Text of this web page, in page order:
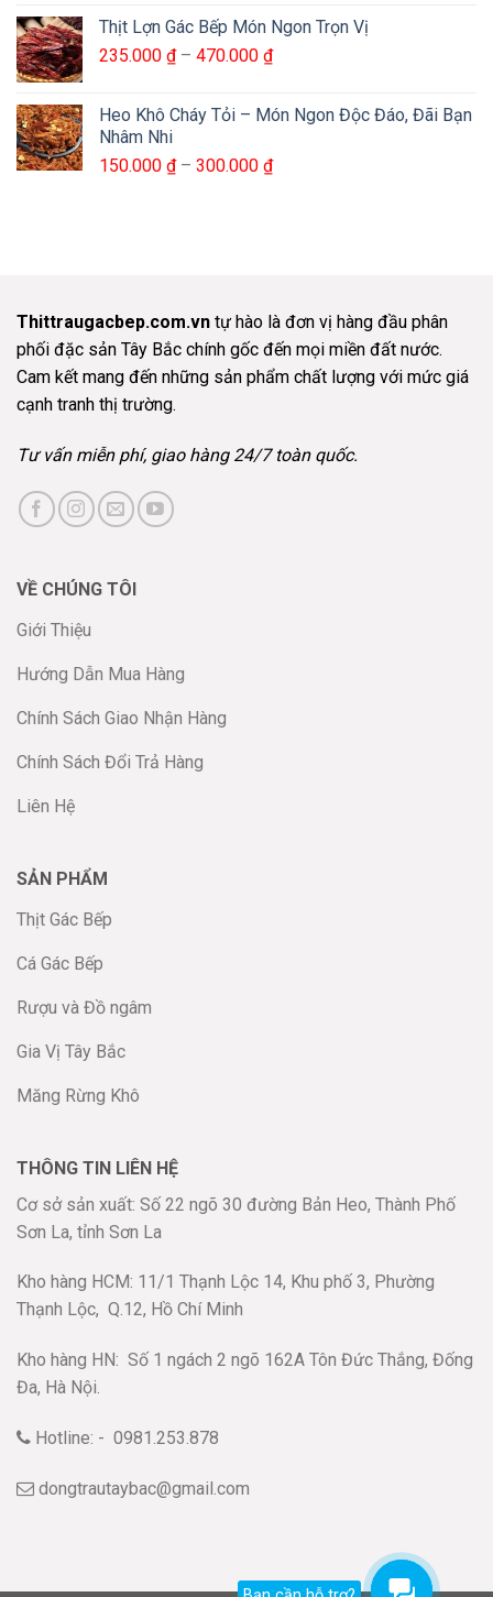
từ
260.000 ₫
Thịt Lợn Gác Bếp Món Ngon Trọn Vị
235.000 ₫ – 470.000 ₫Khoảng
235.000 ₫
470.000 ₫
Heo Khô Cháy Tỏi – Món Ngon Độc Đáo, Đãi Bạn
Nhâm Nhi
150.000 ₫ – 300.000 ₫Khoảng
Thittraugacbep.com.vn tự hào là đơn vị hàng đầu phân
phối đặc sản Tây Bắc chính gốc đến mọi miền đất nước.
Cam kết mang đến những sản phẩm chất lượng với mức giá
cạnh tranh thị trường.
Tư vấn miễn phí, giao hàng 24/7 toàn quốc.
VỀ CHÚNG TÔI
Giới Thiệu
Hướng Dẫn Mua Hàng
Chính Sách Giao Nhận Hàng
Chính Sách Đổi Trả Hàng
Liên Hệ
SẢN PHẨM
Thịt Gác Bếp
Cá Gác Bếp
Rượu và Đồ ngâm
Gia Vị Tây Bắc
Măng Rừng Khô
THÔNG TIN LIÊN HỆ
Cơ sở sản xuất: Số 22 ngõ 30 đường Bản Heo, Thành Phố
Sơn La, tỉnh Sơn La
Kho hàng HCM: 11/1 Thạnh Lộc 14, Khu phố 3, Phường
Thạnh Lộc, Q.12, Hồ Chí Minh
Kho hàng HN: Số 1 ngách 2 ngõ 162A Tôn Đức Thắng, Đống
Đa, Hà Nội.
Hotline: - 0981.253.878
dongtrautaybac@gmail.com